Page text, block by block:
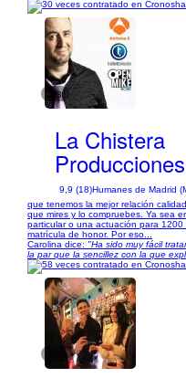
1/3
La Chistera
Producciones
9,9 (18)Humanes de Madrid
que tenemos la mejor relación
que mires y lo compruebes. Ya sea
particular o una actuación para
matrícula de honor. Por eso...
Carolina dice: "Ha sido muy fácil
la par que la sencillez con la que
1/30